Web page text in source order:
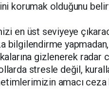
korumak olduğunu
en üst seviyeye
bilgilendirme yapmadan,
gizlenerek radar
stresle değil,
amacı